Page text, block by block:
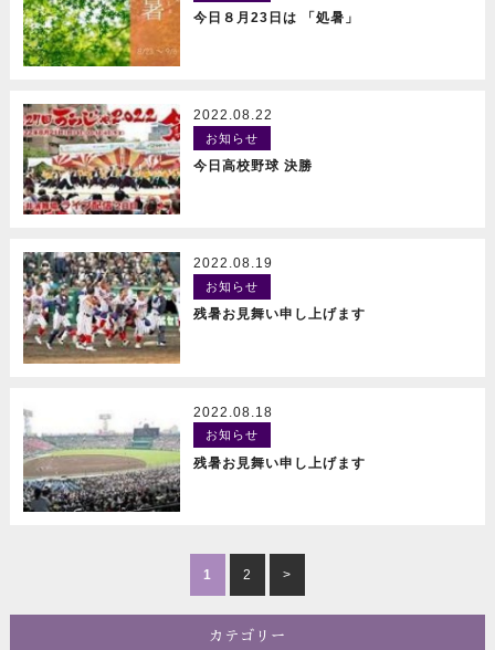
READ MORE 今日８月23日は 「処暑」
READ MORE
2022.08.22
お知らせ
今日高校野球 決勝
READ MORE
2022.08.19
お知らせ
残暑お見舞い申し上げます
READ MORE
2022.08.18
お知らせ
残暑お見舞い申し上げます
1 2 >
カテゴリー